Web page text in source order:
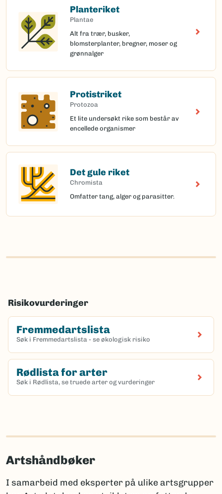
Planteriket
Plantae
Alt fra trær, busker,
blomsterplanter, bregner, moser og
grønnalger
Protistriket
Protozoa
Et lite undersøkt rike som består av
encellede organismer
Det gule riket
Chromista
Omfatter tang, alger og parasitter.
Risikovurderinger
Fremmedartslista
Søk i Fremmedartslista - se økologisk risiko
Rødlista for arter
Søk i Rødlista, se truede arter og vurderinger
Artshåndbøker
I samarbeid med eksperter på ulike artsgrupper